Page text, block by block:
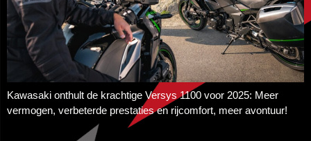
Kawasaki onthult de krachtige Versys 1100 voor 2025: Meer
vermogen, verbeterde prestaties en rijcomfort, meer avontuur!